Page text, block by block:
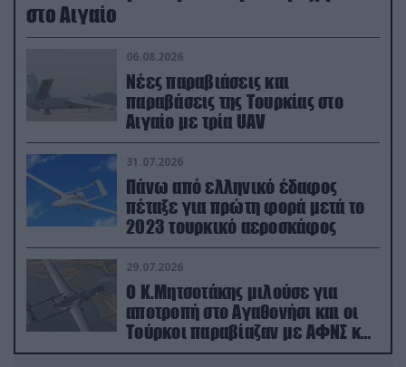
στο Αιγαίο
06.08.2026
Νέες παραβιάσεις και
παραβάσεις της Τουρκίας στο
Αιγαίο με τρία UAV
31.07.2026
Πάνω από ελληνικό έδαφος
πέταξε για πρώτη φορά μετά το
2023 τουρκικό αεροσκάφος
29.07.2026
Ο Κ.Μητσοτάκης μιλούσε για
αποτροπή στο Αγαθονήσι και οι
Τούρκοι παραβίαζαν με ΑΦΝΣ και
drone